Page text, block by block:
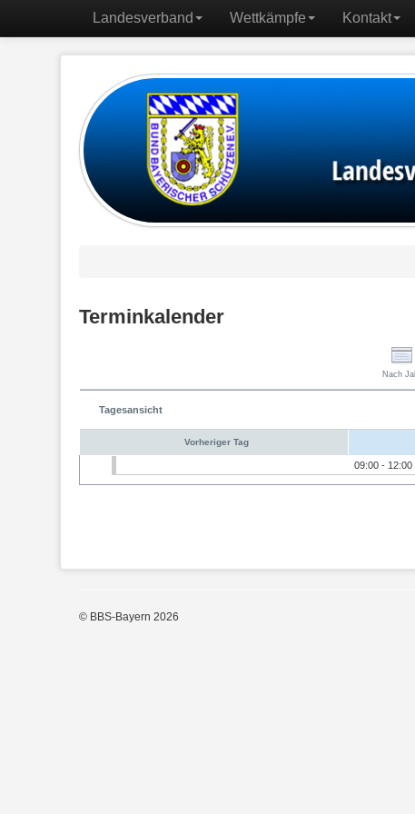
Landesverband Wettkämpfe Kontakt
Terminkalender
Nach
Tagesansicht
Vorheriger Tag
09:00 - 12:00
© BBS-Bayern 2026